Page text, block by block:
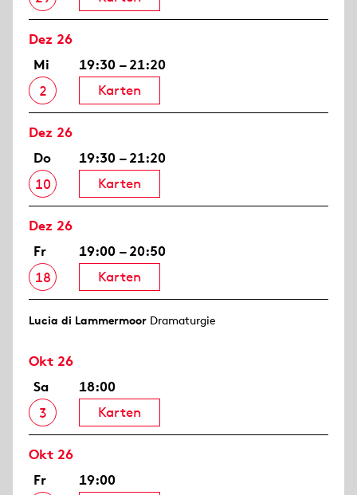
Dez 26
Mi
2
19:30 – 21:20
Karten
Dez 26
Do
10
19:30 – 21:20
Karten
Dez 26
Fr
18
19:00 – 20:50
Karten
Lucia di Lammermoor Dramaturgie
Okt 26
Sa
3
18:00
Karten
Okt 26
Fr
19:00